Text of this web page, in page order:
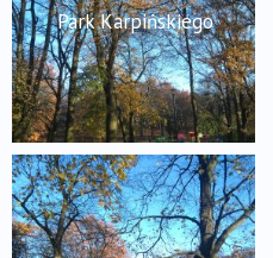
Park Karpińskiego